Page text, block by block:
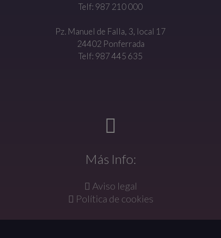
Telf: 987 210 000
Pz. Manuel de Falla, 3, local 17
24402 Ponferrada
Telf: 987 445 635
Más Info:
Aviso legal
Política de cookies